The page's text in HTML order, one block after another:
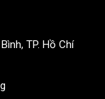
TP. Hồ Chí